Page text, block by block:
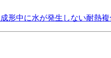
形中に水が発生しない耐熱複